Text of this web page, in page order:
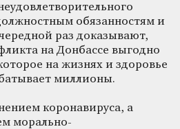
обязанностям и
раз доказывают,
на Донбассе выгодно
на жизнях и здоровье
миллионы.
коронавируса, а
морально-